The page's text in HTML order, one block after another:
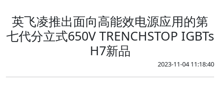
英飞凌推出面向高能效电源应用的第
七代分立式650V TRENCHSTOP IGBTs
H7新品
2023-11-04 11:18:40